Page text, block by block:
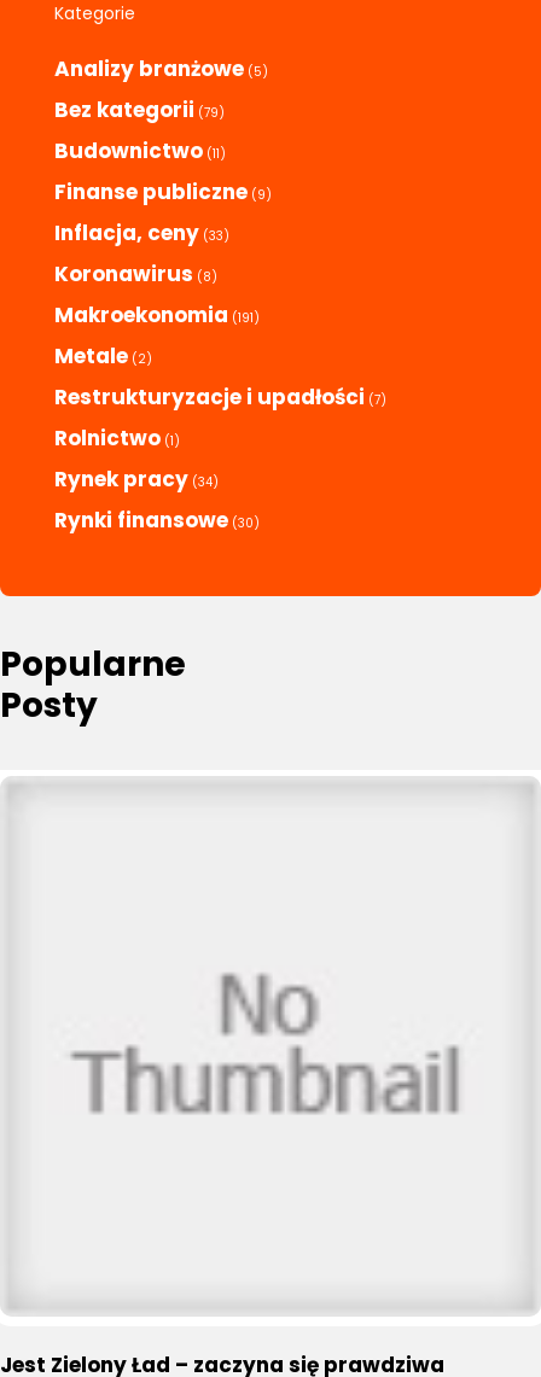
Kategorie
Analizy branżowe (5)
Bez kategorii (79)
Budownictwo (11)
Finanse publiczne (9)
Inflacja, ceny (33)
Koronawirus (8)
Makroekonomia (191)
Metale (2)
Restrukturyzacje i upadłości (7)
Rolnictwo (1)
Rynek pracy (34)
Rynki finansowe (30)
Popularne
Posty
Jest Zielony Ład – zaczyna się prawdziwa